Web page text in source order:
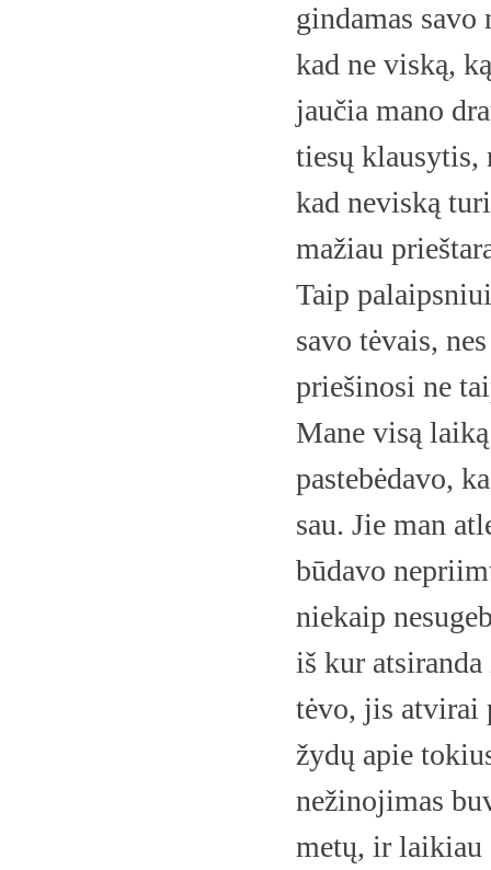
gindamas savo
kad ne viską,
jaučia mano
tiesų klausytis,
kad neviską
mažiau
Taip
savo tėvais,
priešinosi ne
Mane visą
pastebėdavo,
sau. Jie man
būdavo
niekaip
iš kur
tėvo, jis atvirai
žydų apie
nežinojimas
metų, ir laikiau